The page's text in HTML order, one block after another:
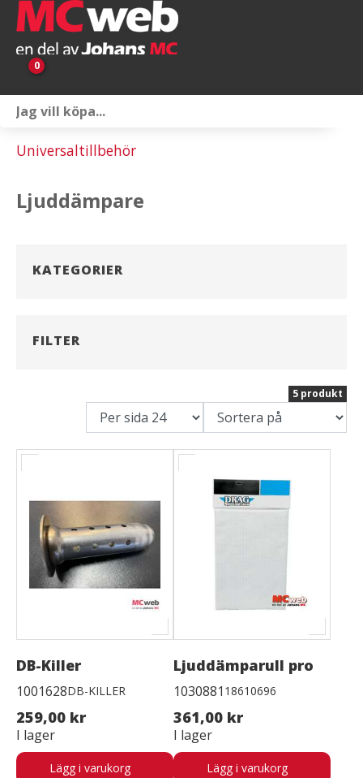
0
Universaltillbehör
Ljuddämpare
KATEGORIER
FILTER
5 produkt
DB-Killer
1001628DB-KILLER
259,00 kr
I lager
Lägg i varukorg
Ljuddämparull pro
1030881 18610696
361,00 kr
I lager
Lägg i varukorg